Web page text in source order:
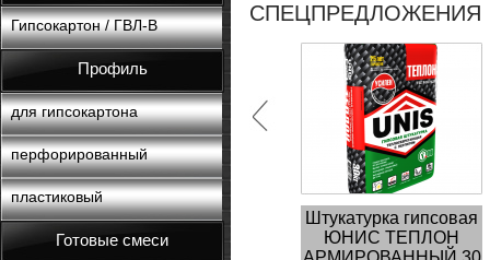
Гипсокартон / ГВЛ-В
Профиль
для гипсокартона
перфорированный
пластиковый
Готовые смеси
СПЕЦПРЕДЛОЖЕНИЯ
Штукатурка гипсовая
ЮНИС ТЕПЛОН